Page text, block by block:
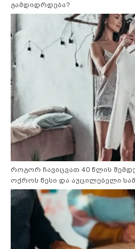
გამდიდრდება?
როგორ ჩავიცვათ 40 წლის
ოქროს წესი და აუცილებელი